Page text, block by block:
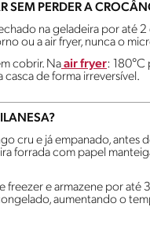
SEM PERDER A
na geladeira por até 2
ou a air fryer, nunca o
cobrir. Naair fryer: 180°C
de forma irreversível.
cru e já empanado, antes
forrada com papel
freezer e armazene por até 3
aumentando o